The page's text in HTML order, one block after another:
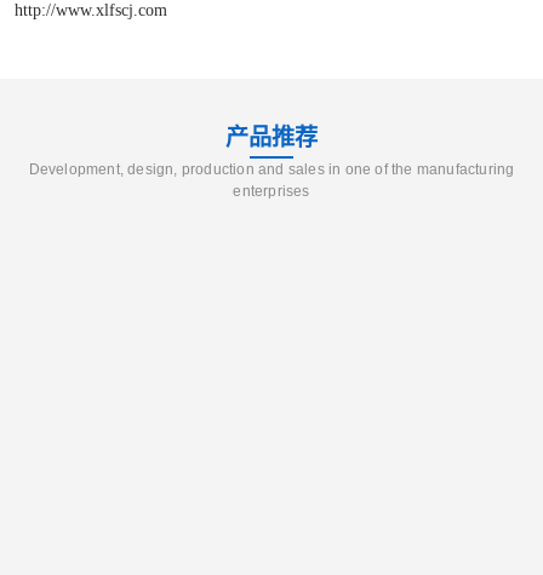
http://www.xlfscj.com
产品推荐
Development, design, production and sales in one of the manufacturing
enterprises